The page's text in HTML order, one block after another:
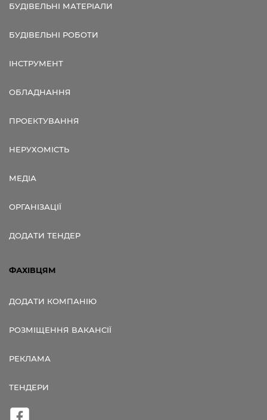
БУДІВЕЛЬНІ МАТЕРІАЛИ
БУДІВЕЛЬНІ РОБОТИ
ІНСТРУМЕНТ
ОБЛАДНАННЯ
ПРОЕКТУВАННЯ
НЕРУХОМІСТЬ
МЕДІА
ОРГАНІЗАЦІЇ
ДОДАТИ ТЕНДЕР
ФАХІВЦЯМ
ДОДАТИ КОМПАНІЮ
РОЗМІЩЕННЯ ВАКАНСІЇ
РЕКЛАМА
ТЕНДЕРИ